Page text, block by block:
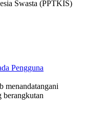
Swasta (PPTKIS)
Pengguna
menandatangani
berangkutan